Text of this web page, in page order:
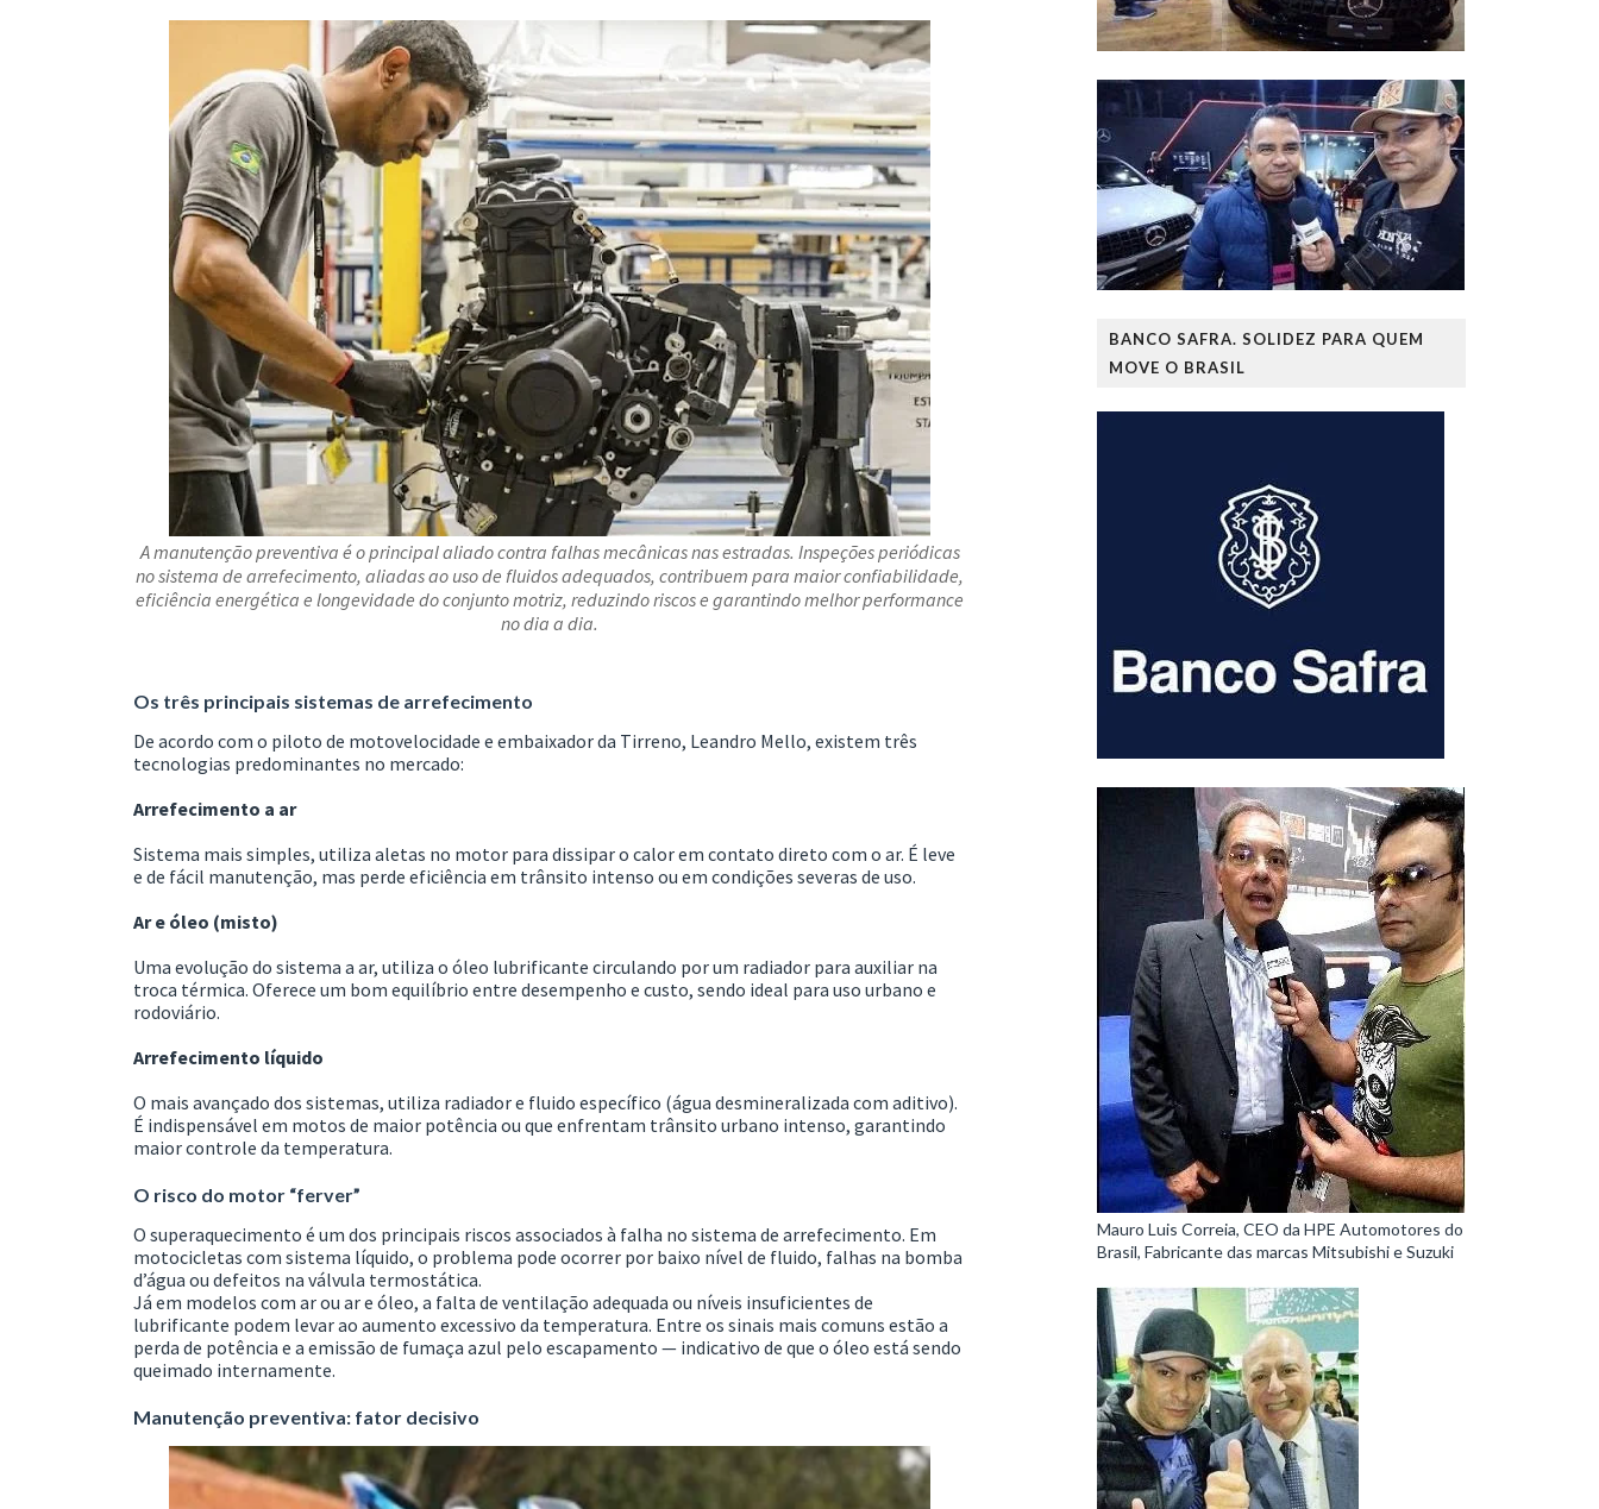
A manutenção preventiva é o principal aliado contra falhas mecânicas nas estradas. Inspeções periódicas
no sistema de arrefecimento, aliadas ao uso de fluidos adequados, contribuem para maior confiabilidade,
eficiência energética e longevidade do conjunto motriz, reduzindo riscos e garantindo melhor performance
no dia a dia.
Os três principais sistemas de arrefecimento
De acordo com o piloto de motovelocidade e embaixador da Tirreno, Leandro Mello, existem três
tecnologias predominantes no mercado:
Arrefecimento a ar
Sistema mais simples, utiliza aletas no motor para dissipar o calor em contato direto com o ar. É leve
e de fácil manutenção, mas perde eficiência em trânsito intenso ou em condições severas de uso.
Ar e óleo (misto)
Uma evolução do sistema a ar, utiliza o óleo lubrificante circulando por um radiador para auxiliar na
troca térmica. Oferece um bom equilíbrio entre desempenho e custo, sendo ideal para uso urbano e
rodoviário.
Arrefecimento líquido
O mais avançado dos sistemas, utiliza radiador e fluido específico (água desmineralizada com aditivo).
É indispensável em motos de maior potência ou que enfrentam trânsito urbano intenso, garantindo
maior controle da temperatura.
O risco do motor “ferver”
O superaquecimento é um dos principais riscos associados à falha no sistema de arrefecimento. Em
motocicletas com sistema líquido, o problema pode ocorrer por baixo nível de fluido, falhas na bomba
d’água ou defeitos na válvula termostática.
Já em modelos com ar ou ar e óleo, a falta de ventilação adequada ou níveis insuficientes de
lubrificante podem levar ao aumento excessivo da temperatura. Entre os sinais mais comuns estão a
perda de potência e a emissão de fumaça azul pelo escapamento — indicativo de que o óleo está sendo
queimado internamente.
Manutenção preventiva: fator decisivo
BANCO SAFRA. SOLIDEZ PARA QUEM
MOVE O BRASIL
Mauro Luis Correia, CEO da HPE Automotores do
Brasil, Fabricante das marcas Mitsubishi e Suzuki